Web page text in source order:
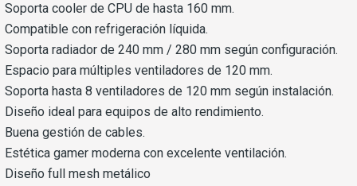
Soporta cooler de CPU de hasta 160 mm.
Compatible con refrigeración líquida.
Soporta radiador de 240 mm / 280 mm según configuración.
Espacio para múltiples ventiladores de 120 mm.
Soporta hasta 8 ventiladores de 120 mm según instalación.
Diseño ideal para equipos de alto rendimiento.
Buena gestión de cables.
Estética gamer moderna con excelente ventilación.
Diseño full mesh metálico